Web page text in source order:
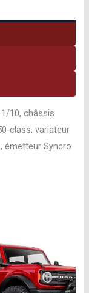
10, châssis
variateur
émetteur Syncro